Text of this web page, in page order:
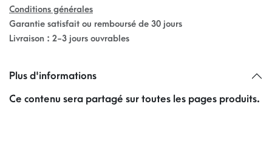
Conditions générales
Garantie satisfait ou remboursé de 30 jours
Livraison : 2-3 jours ouvrables
Plus d'informations
Ce contenu sera partagé sur toutes les pages produits.